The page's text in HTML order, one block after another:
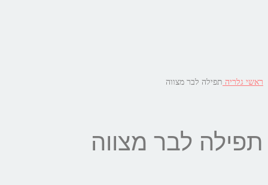
ראשי גלריה תפילה לבר מצווה
תפילה לבר מצווה